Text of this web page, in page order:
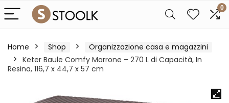
0
Home Shop
Organizzazione casa e magazzini
Keter Baule Comfy Marrone – 270 L di Capacità, In
Resina, 116,7 x 44,7 x 57 cm